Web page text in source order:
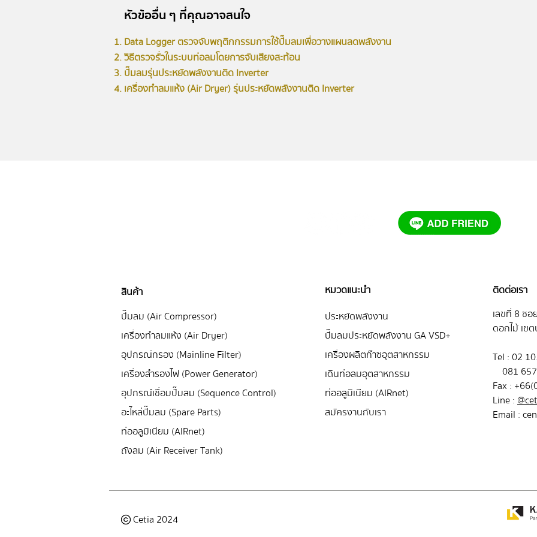
หัวข้ออื่น ๆ ที่คุณอาจสนใจ
​Data Logger ตรวจจับพฤติกกรรมการใช้ปั๊มลมเพื่อวางแผนลดพลังงาน
วิธีตรวจรั่วในระบบท่อลมโดยการจับเสียงสะท้อน
ปั๊มลมรุ่นประหยัดพลังงานติด Inverter
เครื่องทำลมแห้ง (Air Dryer) รุ่นประหยัดพลังงานติด Inverter
สินค้า
ปั๊มลม (Air Compressor)
เครื่องทำลมแห้ง (Air Dryer)
อุปกรณ์กรอง (Mainline Filter)
เครื่องสำรองไฟ (Power Generator)
อุปกรณ์เชื่อมปั๊มลม (Sequence Control)
อะไหล่ปั๊มลม (Spare Parts)
ท่ออลูมิเนียม (AIRnet)
ถังลม (Air Receiver Tank)
หมวดแนะนำ
ติดต่อเรา
ประหยัดพลังงาน
ปั๊มลมประหยัดพลังงาน GA VSD+
เครื่องผลิตก๊าซอุตสาหกรรม
เดินท่อลมอุตสาหกรรม
ท่ออลูมิเนียม (AIRnet)
สมัครงานกับเรา
เลขที่ 8 ซอ
ดอกไม้ เข
Tel : 02
081
Fax :
Line :
Email :
Cetia 2024